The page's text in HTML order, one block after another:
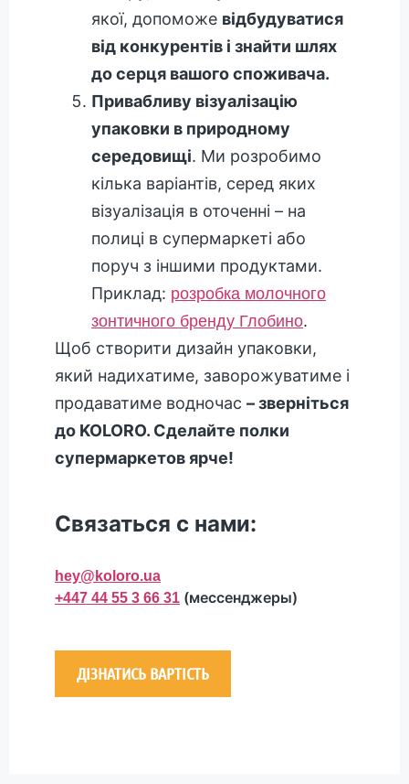
якої, допоможе відбудуватися
від конкурентів і знайти шлях
до серця вашого споживача.
Привабливу візуалізацію
упаковки в природному
середовищі. Ми розробимо
кілька варіантів, серед яких
візуалізація в оточенні – на
полиці в супермаркеті або
поруч з іншими продуктами.
Приклад: розробка молочного
зонтичного бренду Глобино.
Щоб створити дизайн упаковки,
який надихатиме, заворожуватиме і
продаватиме водночас – зверніться
до KOLORO. Сделайте полки
супермаркетов ярче!
Связаться с нами:
hey@koloro.ua
+447 44 55 3 66 31 (мессенджеры)
ДІЗНАТИСЬ ВАРТІСТЬ